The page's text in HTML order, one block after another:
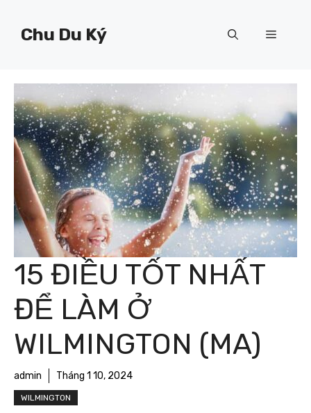
Chu Du Ký Menu
15 ĐIỀU TỐT NHẤT
ĐỂ LÀM Ở
WILMINGTON (MA)
admin Tháng 1 10, 2024
WILMINGTON